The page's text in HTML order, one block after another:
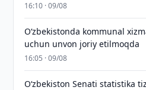
16:10 · 09/08
Oʻzbekistonda kommunal
uchun unvon joriy etilmoqda
16:05 · 09/08
Oʻzbekiston Senati statistika